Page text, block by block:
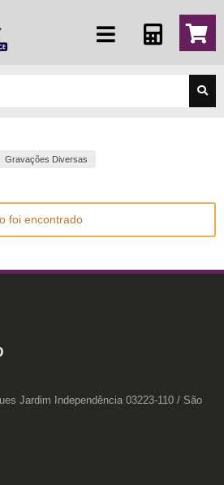
Gravações Diversas
foi encontrado
Jardim Independência 03223-110 / São